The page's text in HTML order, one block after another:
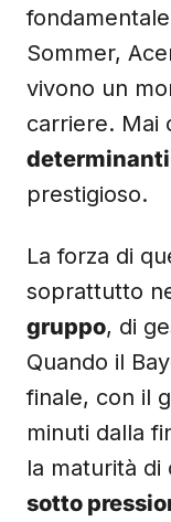
Sommer,
vivono un
carriere. Mai
determinanti
prestigioso.
La forza di
soprattutto
gruppo, di
Quando il
finale, con il
minuti dalla
la maturità di
sotto